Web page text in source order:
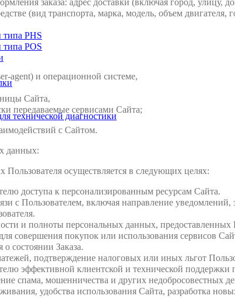
PHS
POS
технической диагностики
заказа: адрес доставки (включая город, улицу,
(вид транспорта, марка, модель, объем двигателя,
agent) и операционной системе,
Сайта,
передаваемые сервисами Сайта;
с Сайтом.
данных:
осуществляется в следующих целях:
доступа к персонализированным ресурсам Сайта.
с Пользователем, включая направление
и полноты персональных данных, предоставленных
совершения покупок или использования сервисов
состоянии Заказа.
подтверждение налоговых или иных льгот
эффективной клиентской и технической
спама, мошенничества и других недобросовестных
удобства использования Сайта, разработка